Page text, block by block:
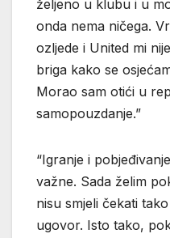
željeno u klubu i u
onda nema ničega.
ozljede i United mi
briga kako se
Morao sam otići u
samopouzdanje.”
“Igranje i
važne. Sada želim
nisu smjeli čekati
ugovor. Isto tako,